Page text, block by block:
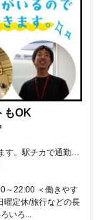
もOK
す。駅チカで通勤ラ
～22:00 ＜働きやす
曜定休/旅行などの長
いろ...